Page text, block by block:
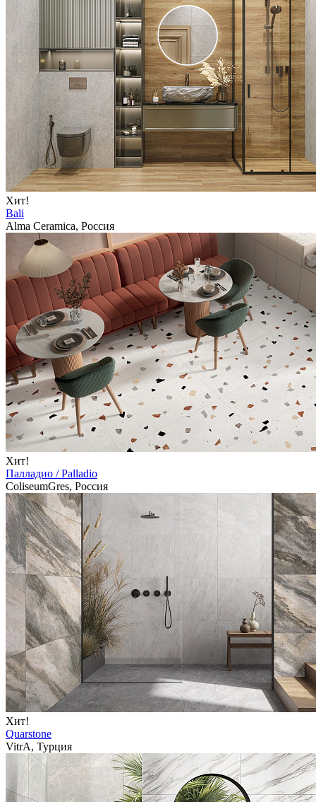
Хит!
Bali
Alma Ceramica, Россия
Хит!
Палладио / Palladio
ColiseumGres, Россия
Хит!
Quarstone
VitrA, Турция